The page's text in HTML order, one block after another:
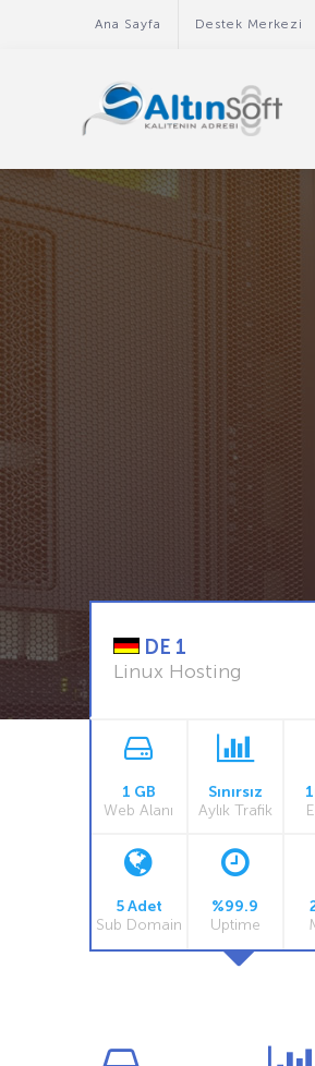
Ana Sayfa Destek Merkezi
DE 1
Linux Hosting
1 GB
Web Alanı
Sınırsız
Aylık Trafik
5 Adet
Sub Domain
%99.9
Uptime